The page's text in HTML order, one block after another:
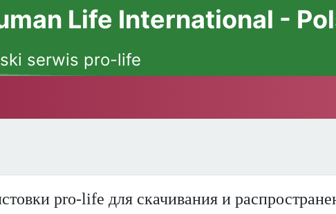
Life International -
serwis pro-life
pro-life для скачивания и